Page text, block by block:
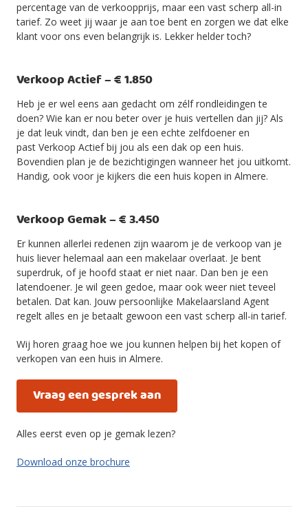
percentage van de verkoopprijs, maar een vast scherp all-in
tarief. Zo weet jij waar je aan toe bent en zorgen we dat elke
klant voor ons even belangrijk is. Lekker helder toch?
Verkoop Actief – € 1.850
Heb je er wel eens aan gedacht om zélf rondleidingen te
doen? Wie kan er nou beter over je huis vertellen dan jij? Als
je dat leuk vindt, dan ben je een echte zelfdoener en
past Verkoop Actief bij jou als een dak op een huis.
Bovendien plan je de bezichtigingen wanneer het jou uitkomt.
Handig, ook voor je kijkers die een huis kopen in Almere.
Verkoop Gemak – € 3.450
Er kunnen allerlei redenen zijn waarom je de verkoop van je
huis liever helemaal aan een makelaar overlaat. Je bent
superdruk, of je hoofd staat er niet naar. Dan ben je een
latendoener. Je wil geen gedoe, maar ook weer niet teveel
betalen. Dat kan. Jouw persoonlijke Makelaarsland Agent
regelt alles en je betaalt gewoon een vast scherp all-in tarief.
Wij horen graag hoe we jou kunnen helpen bij het kopen of
verkopen van een huis in Almere.
Vraag een gesprek aan
Alles eerst even op je gemak lezen?
Download onze brochure